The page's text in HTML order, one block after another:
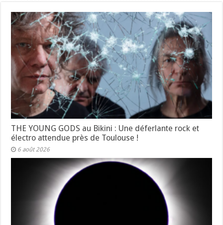
THE YOUNG GODS au Bikini : Une déferlante rock et
électro attendue près de Toulouse !
6 août 2026